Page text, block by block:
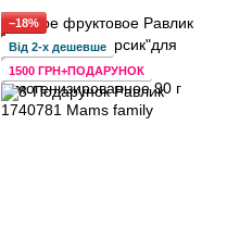
−18%
Від 2-х дешевше
1500 ГРН+ПОДАРУНОК